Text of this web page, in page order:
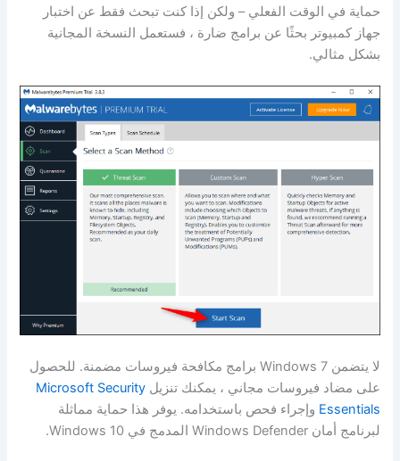
حماية في الوقت الفعلي – ولكن إذا كنت تبحث فقط عن اختبار
جهاز كمبيوتر بحثًا عن برامج ضارة ، فستعمل النسخة المجانية
بشكل مثالي.
لا يتضمن Windows 7 برامج مكافحة فيروسات مضمنة. للحصول
على مضاد فيروسات مجاني ، يمكنك تنزيلMicrosoft Security
Essentials وإجراء فحص باستخدامه. يوفر هذا حماية مماثلة
لبرنامج أمان Windows Defender المدمج في Windows 10.